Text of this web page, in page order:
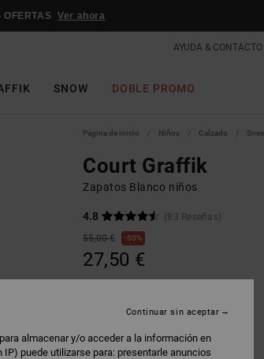
Ver ahora
AYUDA & CONTACTO
SNOW DOBLE PROMO
Página de inicio Niños Calzado
Court Graffik
Zapatos Blanco niños
4.8
(83 Reseñas)
55,00 €
50%
27,50 €
White/blue/green
almacenar y/o acceder a la información en
puede utilizarse para: presentarle anuncios
Continuar sin aceptar